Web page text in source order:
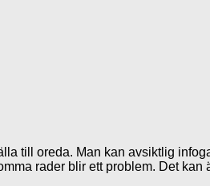
till oreda. Man kan avsiktlig
rader blir ett problem. Det